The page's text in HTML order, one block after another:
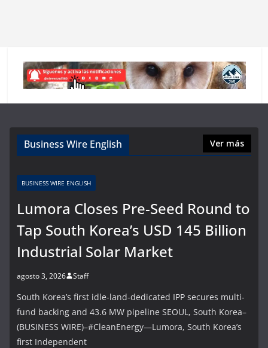
Business Wire English Ver más
BUSINESS WIRE ENGLISH
Lumora Closes Pre-Seed Round to
Tap South Korea’s USD 145 Billion
Industrial Solar Market
agosto 3, 2026 Staff
South Korea’s first idle-land-dedicated IPP secures multi-
fund backing and 43.6 MW pipeline SEOUL, South Korea–
(BUSINESS WIRE)–#CleanEnergy—Lumora, South Korea’s
first Independent